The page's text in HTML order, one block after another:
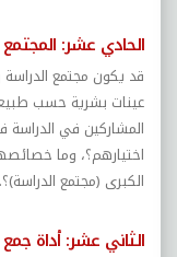
الحادي عشر:
قد يكون مجتمع
عينات بشرية حسب
المشاركين في الدراسة
اختيارهم؟، وما
الكبرى (مجتمع الدراسة)؟.
الثاني عشر: أداة جمع